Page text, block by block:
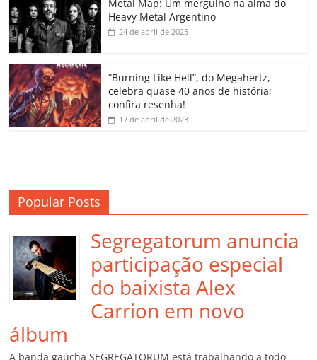
o
k
p a
ss
o
m
k h
Metal Map: Um mergulho na alma do
Heavy Metal Argentino
24 de abril de 2025
“Burning Like Hell”, do Megahertz,
celebra quase 40 anos de história;
confira resenha!
17 de abril de 2023
Popular Posts
Segregatorum anuncia
participação especial
do baixista Alex
Carrion em novo
álbum
A banda gaúcha SEGREGATORUM está trabalhando a todo